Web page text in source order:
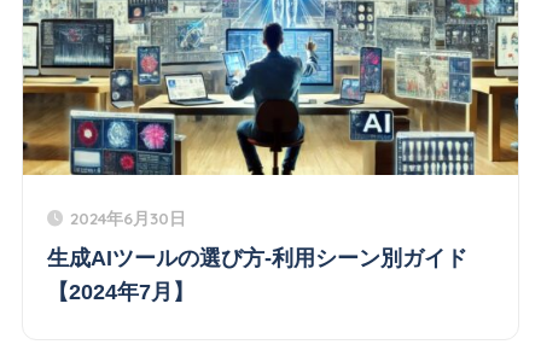
2024年6月30日
生成AIツールの選び方-利用シーン別ガイド
【2024年7月】